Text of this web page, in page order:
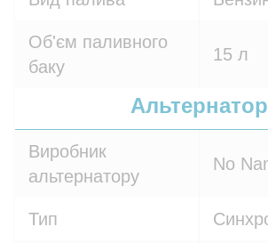
Об'єм паливного
баку
15 л
Альтернатор
Виробник
альтернатору
No
Тип